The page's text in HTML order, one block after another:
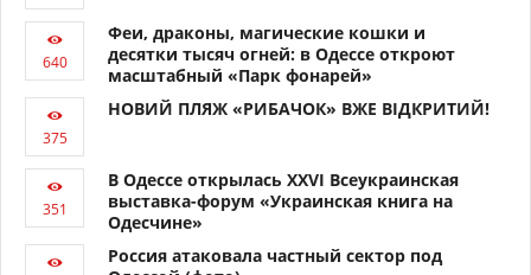
Феи, драконы, магические кошки и
десятки тысяч огней: в Одессе откроют
масштабный «Парк фонарей»
НОВИЙ ПЛЯЖ «РИБАЧОК» ВЖЕ ВІДКРИТИЙ!
В Одессе открылась XXVI Всеукраинская
выставка-форум «Украинская книга на
Одесчине»
Россия атаковала частный сектор под